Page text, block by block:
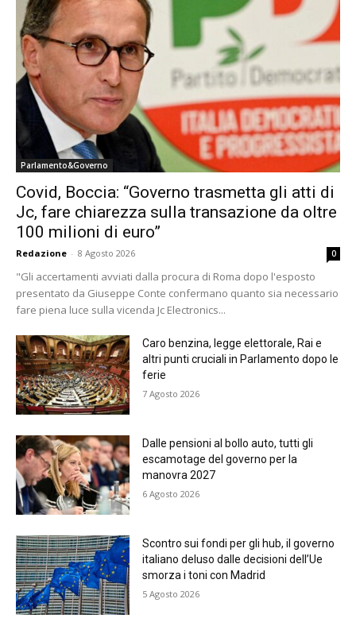
Parlamento&Governo
Covid, Boccia: “Governo trasmetta gli atti di
Jc, fare chiarezza sulla transazione da oltre
100 milioni di euro”
Redazione - 8 Agosto 2026 0
"Gli accertamenti avviati dalla procura di Roma dopo l'esposto
presentato da Giuseppe Conte confermano quanto sia necessario
fare piena luce sulla vicenda Jc Electronics...
Caro benzina, legge elettorale, Rai e
altri punti cruciali in Parlamento dopo le
ferie
7 Agosto 2026
Dalle pensioni al bollo auto, tutti gli
escamotage del governo per la
manovra 2027
6 Agosto 2026
Scontro sui fondi per gli hub, il governo
italiano deluso dalle decisioni dell’Ue
smorza i toni con Madrid
5 Agosto 2026